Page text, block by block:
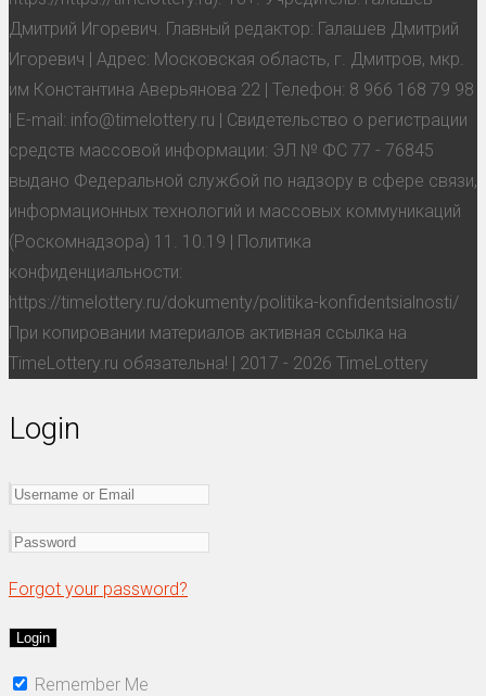
Дмитрий Игоревич. Главный редактор: Галашев Дмитрий
Игоревич | Адрес: Московская область, г. Дмитров, мкр.
им Константина Аверьянова 22 | Телефон: 8 966 168 79 98
| E-mail: info@timelottery.ru | Свидетельство о регистрации
средств массовой информации: ЭЛ № ФС 77 - 76845
выдано Федеральной службой по надзору в сфере связи,
информационных технологий и массовых коммуникаций
(Роскомнадзора) 11. 10.19 | Политика
конфиденциальности:
https://timelottery.ru/dokumenty/politika-konfidentsialnosti/
При копировании материалов активная ссылка на
TimeLottery.ru обязательна! | 2017 - 2026 TimeLottery
Login
Forgot your password?
Remember Me